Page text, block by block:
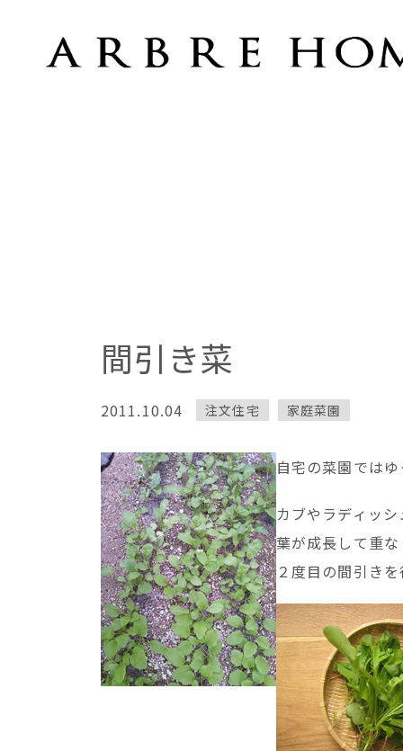
間引き菜
2011.10.04 注文住宅 家庭菜園
自宅の菜園では
カブやラディッ
葉が成長して重な
２度目の間引きを